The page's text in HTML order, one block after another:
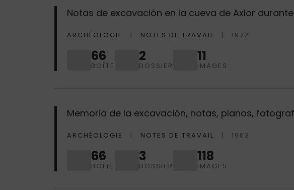
Notas de excavación en la cueva de Axlor
ARCHÉOLOGIE NOTES DE TRAVAIL 1972
66
BOÎTE
2
DOSSIER
11
IMAGES
Memoria de la excavación, notas, planos,
ARCHÉOLOGIE NOTES DE TRAVAIL 1963
66
BOÎTE
3
DOSSIER
118
IMAGES